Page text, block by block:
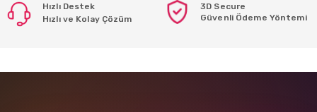
Hızlı Destek
Hızlı ve Kolay Çözüm
3D Secure
Güvenli Ödeme Yöntemi